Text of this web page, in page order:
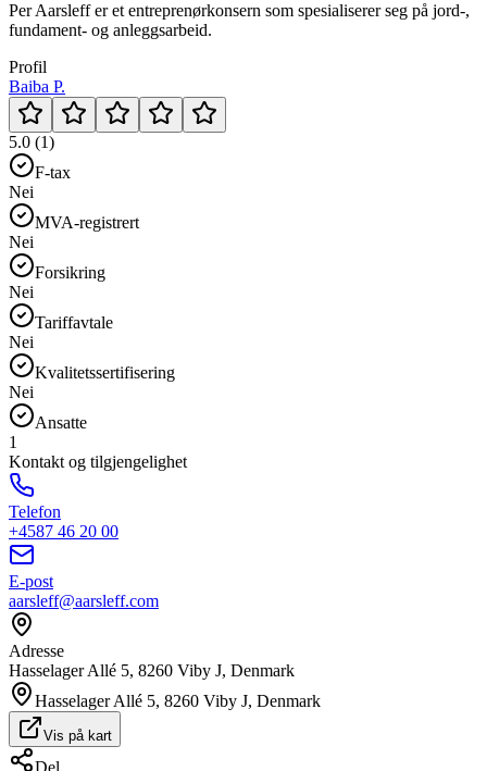
Per Aarsleff er et entreprenørkonsern som spesialiserer seg på jord-,
fundament- og anleggsarbeid.
Profil
Baiba P.
5.0 (1)
F-tax
Nei
MVA-registrert
Nei
Forsikring
Nei
Tariffavtale
Nei
Kvalitetssertifisering
Nei
Ansatte
1
Kontakt og tilgjengelighet
Telefon
+4587 46 20 00
E-post
aarsleff@aarsleff.com
Adresse
Hasselager Allé 5, 8260 Viby J, Denmark
Hasselager Allé 5, 8260 Viby J, Denmark
Vis på kart